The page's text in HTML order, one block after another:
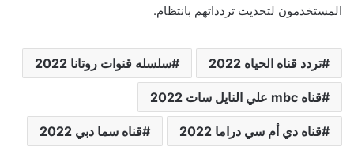
المستخدمون لتحديث تردداتهم بانتظام.
تردد قناه الحياه 2022 سلسله قنوات روتانا 2022
قناه mbc علي النايل سات 2022
قناه دي أم سي دراما 2022 قناه سما دبي 2022